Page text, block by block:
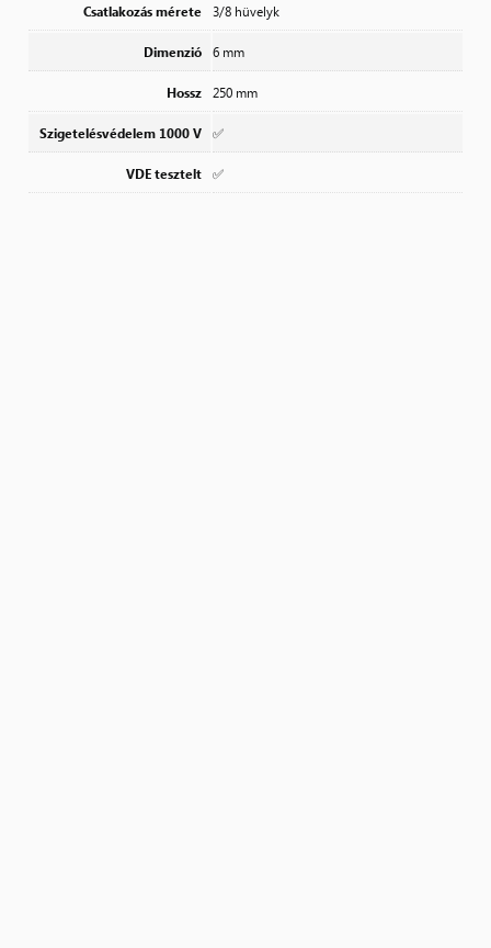
Csatlakozás mérete 3/8 hüvelyk
Dimenzió 6 mm
Hossz 250 mm
Szigetelésvédelem 1000 V ✅
VDE tesztelt ✅